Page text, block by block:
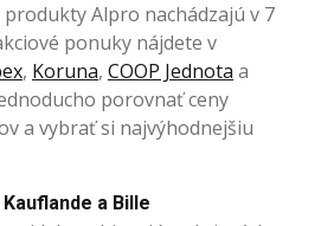
produkty Alpro nachádzajú v 7
ponuky nájdete v
, Koruna, COOP Jednota a
porovnať ceny
a vybrať si najvýhodnejšiu
a Bille